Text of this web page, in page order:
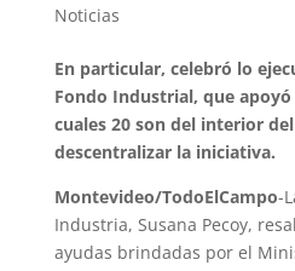
Noticias
En particular, celebró lo
Fondo Industrial, que
cuales 20 son del interior
descentralizar la iniciativa.
Montevideo/TodoElCampo-
Industria, Susana Pecoy,
ayudas brindadas por el